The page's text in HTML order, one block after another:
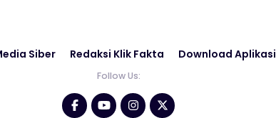
Siber Redaksi Klik Fakta Download Aplikasi
Follow Us: